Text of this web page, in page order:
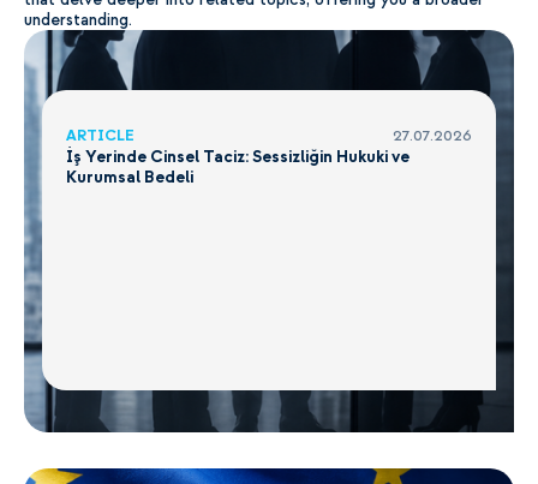
understanding.
ARTICLE 27.07.2026
İş Yerinde Cinsel Taciz: Sessizliğin Hukuki ve
Kurumsal Bedeli